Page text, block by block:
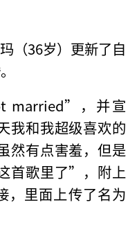
（36岁）更新了自
married”，并宣
我和我超级喜欢的
有点害羞，但是
首歌里了”，附上
，里面上传了名为